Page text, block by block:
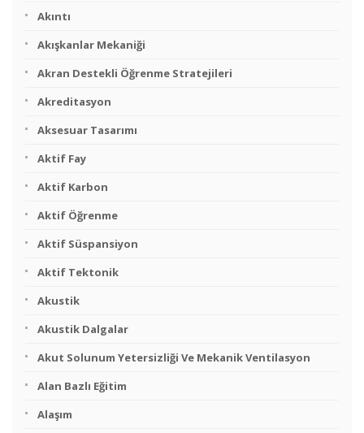
Akıntı
Akışkanlar Mekaniği
Akran Destekli Öğrenme Stratejileri
Akreditasyon
Aksesuar Tasarımı
Aktif Fay
Aktif Karbon
Aktif Öğrenme
Aktif Süspansiyon
Aktif Tektonik
Akustik
Akustik Dalgalar
Akut Solunum Yetersizliği Ve Mekanik Ventilasyon
Alan Bazlı Eğitim
Alaşım